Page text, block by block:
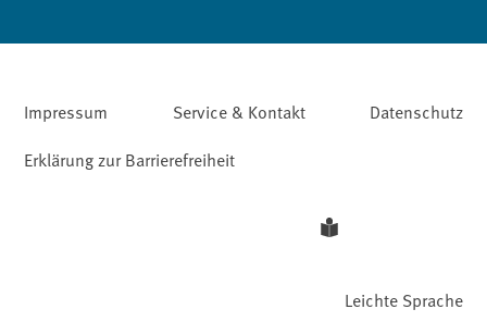
Impressum Service & Kontakt
Datenschutz
Erklärung zur Barrierefreiheit
Leichte Sprache